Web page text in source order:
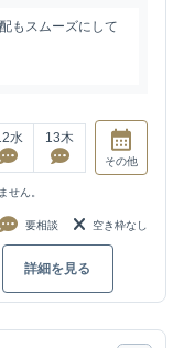
もスムーズにして
水 13木
その他
せん。
要相談 空き枠なし
詳細を見る